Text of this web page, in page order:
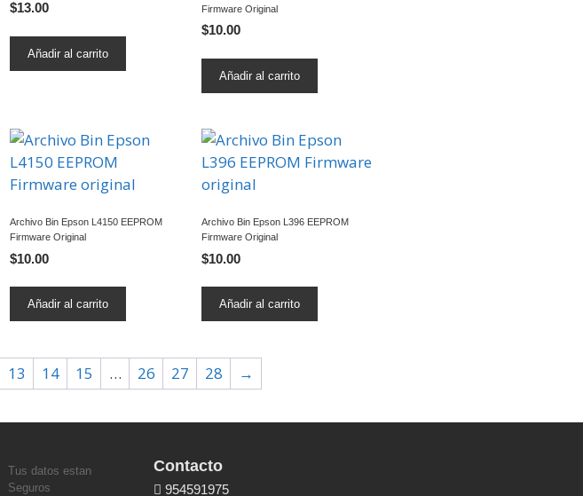
$13.00
Añadir al carrito
Firmware Original
$10.00
Añadir al carrito
Archivo Bin Epson L4150 EEPROM
Firmware Original
$10.00
Añadir al carrito
Archivo Bin Epson L396 EEPROM
Firmware Original
$10.00
Añadir al carrito
13 14 15 … 26 27 28 →
Tus datos estan
Seguros
Contacto
954591975